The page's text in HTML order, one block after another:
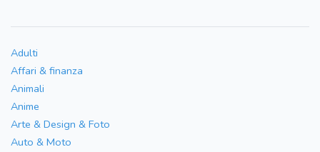
Adulti
Affari & finanza
Animali
Anime
Arte & Design & Foto
Auto & Moto